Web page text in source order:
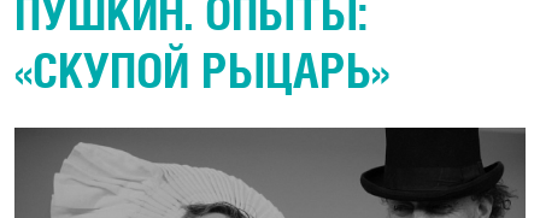
ПУШКИН. ОПЫТЫ:
«СКУПОЙ РЫЦАРЬ»